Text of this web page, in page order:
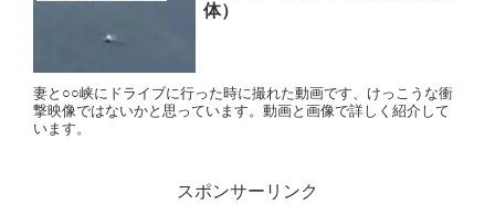
体）
妻と○○峡にドライブに行った時に撮れた動画です、けっこうな衝
撃映像ではないかと思っています。動画と画像で詳しく紹介して
います。
スポンサーリンク